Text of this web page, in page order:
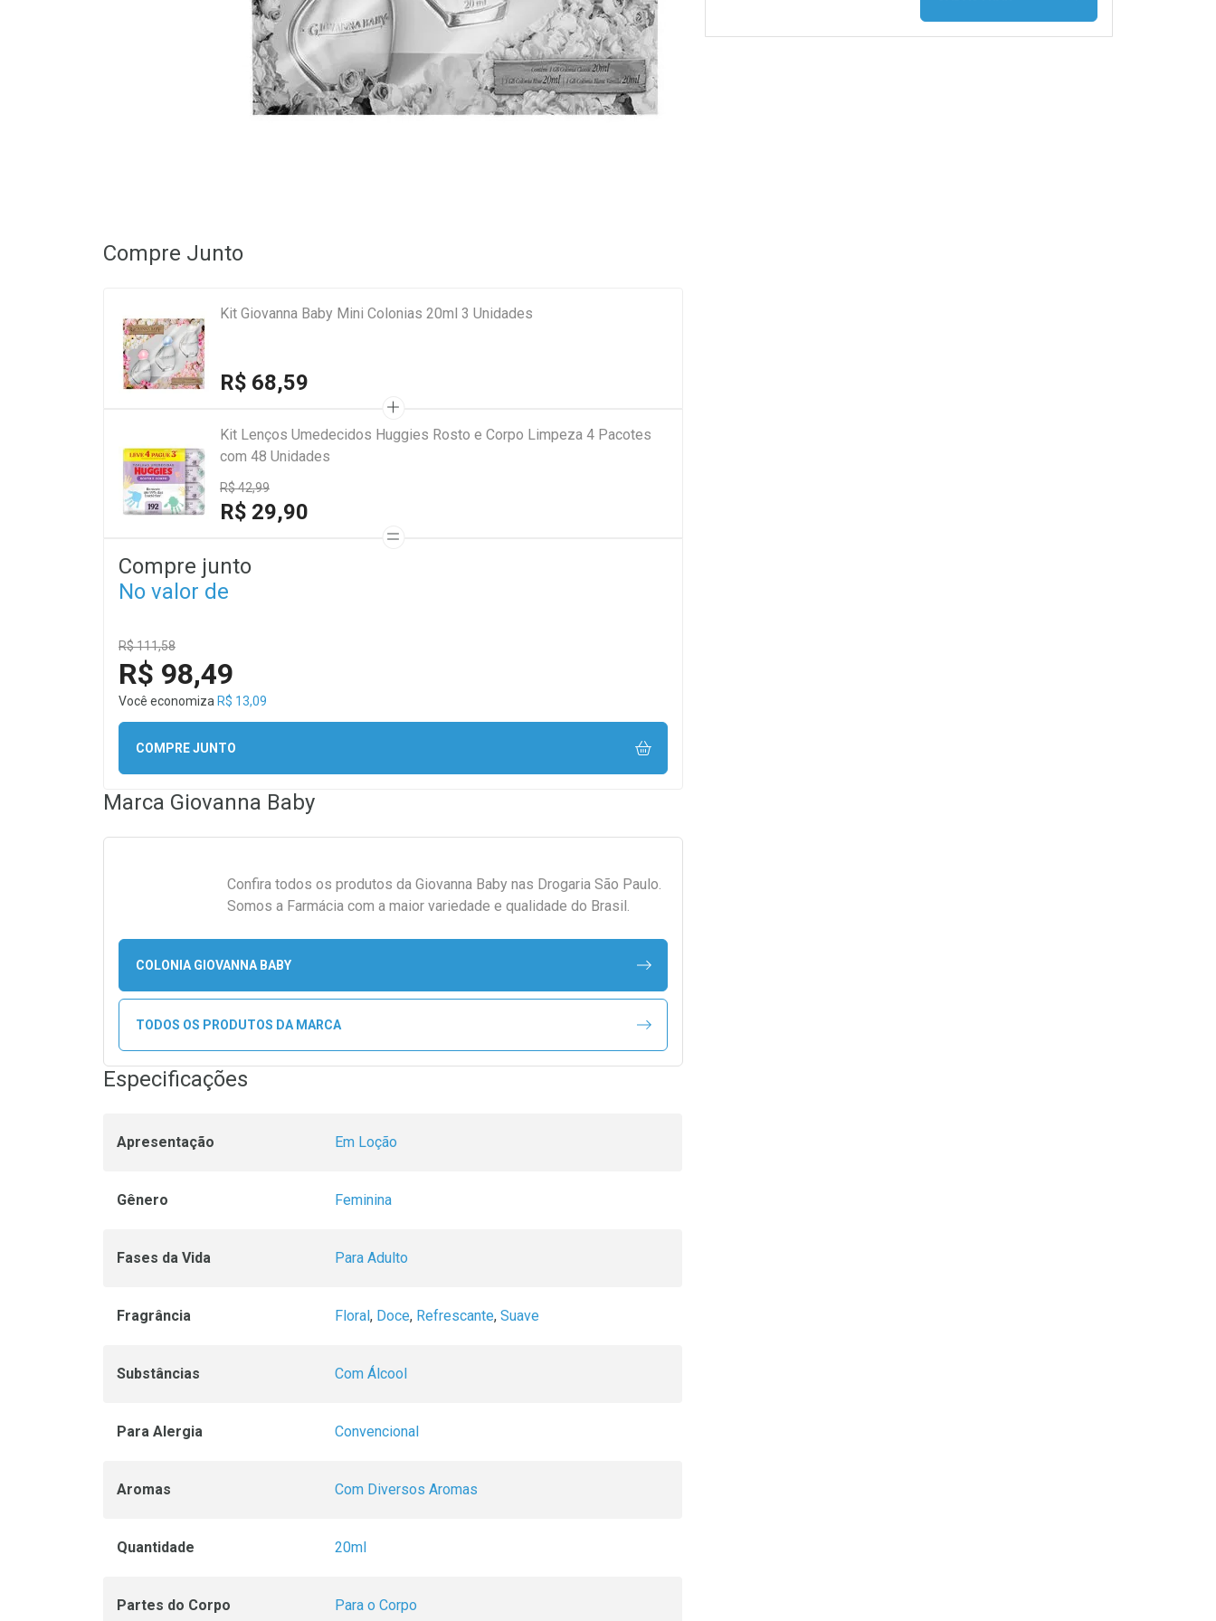
Compre Junto
Kit Giovanna Baby Mini Colonias 20ml 3 Unidades
R$ 68,59
Kit Lenços Umedecidos Huggies Rosto e Corpo Limpeza 4 Pacotes
com 48 Unidades
R$ 42,99
R$ 29,90
Compre junto
No valor de
R$ 111,58
R$ 98,49
Você economiza R$ 13,09
COMPRE JUNTO
Marca Giovanna Baby
Confira todos os produtos da Giovanna Baby nas Drogaria São Paulo.
Somos a Farmácia com a maior variedade e qualidade do Brasil.
COLONIA GIOVANNA BABY
TODOS OS PRODUTOS DA MARCA
Especificações
Apresentação Em Loção
Gênero Feminina
Fases da Vida Para Adulto
Fragrância Floral, Doce, Refrescante, Suave
Substâncias Com Álcool
Para Alergia Convencional
Aromas Com Diversos Aromas
Quantidade 20ml
Partes do Corpo Para o Corpo